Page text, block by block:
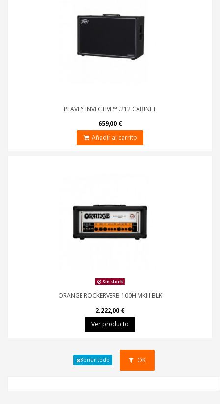
PEAVEY INVECTIVE™ .212 CABINET
659,00 €
Añadir al carrito
Sin stock
ORANGE ROCKERVERB 100H MKIII BLK
2.222,00 €
Ver producto
Borrar todo OK